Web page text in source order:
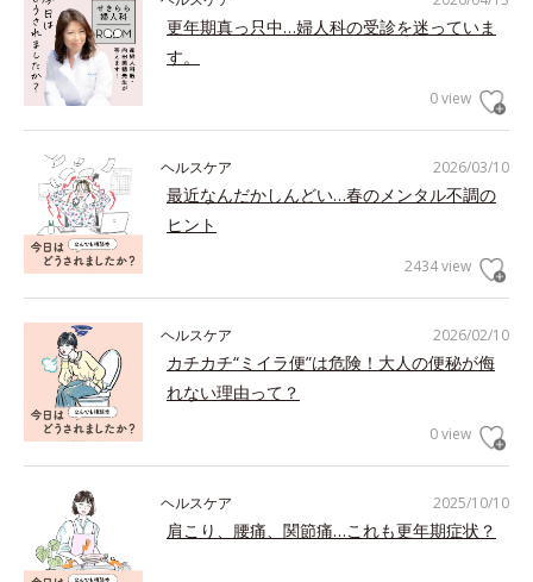
更年期真っ只中…婦人科の受診を迷っていま
す。
0 view
2026/03/10
ヘルスケア
最近なんだかしんどい…春のメンタル不調の
ヒント
2434 view
2026/02/10
ヘルスケア
カチカチ“ミイラ便”は危険！大人の便秘が侮
れない理由って？
0 view
2025/10/10
ヘルスケア
肩こり、腰痛、関節痛…これも更年期症状？